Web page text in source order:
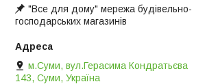
"Все для дому" мережа будівельно-
господарських магазинів
м.Суми, вул.Герасима Кондратьєва
143, Суми, Україна